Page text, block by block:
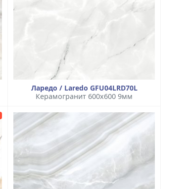
Ларедо / Laredo GFU04LRD70L
Керамогранит 600x600 9мм